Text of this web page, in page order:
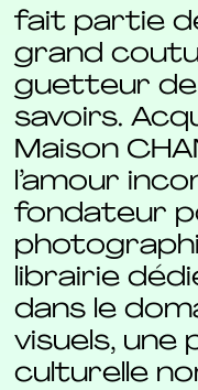
fait partie
grand
guetteur
savoirs.
Maison
l’amour
fondateur
librairie
dans le
visuels,
culturelle